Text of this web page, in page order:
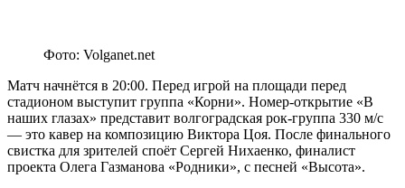
Фото: Volganet.net
Матч начнётся в 20:00. Перед игрой на площади перед
стадионом выступит группа «Корни». Номер-открытие «В
наших глазах» представит волгоградская рок-группа 330 м/с
— это кавер на композицию Виктора Цоя. После финального
свистка для зрителей споёт Сергей Нихаенко, финалист
проекта Олега Газманова «Родники», с песней «Высота».